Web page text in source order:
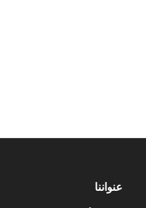
عنواننا